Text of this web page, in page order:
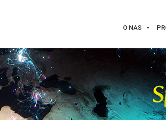
O NAS